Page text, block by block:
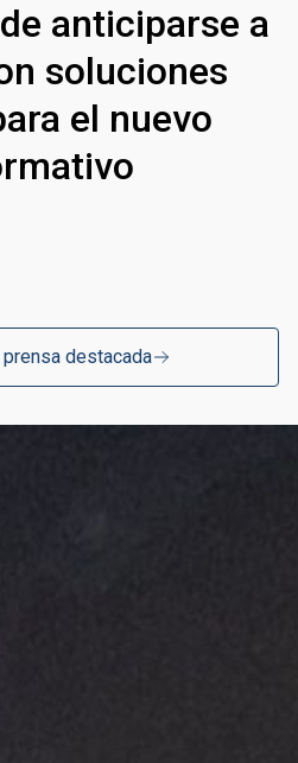
anticiparse a
soluciones
el nuevo
destacada